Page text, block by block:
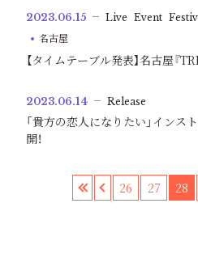
2023.06.15 Live Event
名古屋
【タイムテーブル発表】名古屋『
2023.06.14 Release
「貴方の恋人になりたい」インス
開！
« ‹ 26 27 28